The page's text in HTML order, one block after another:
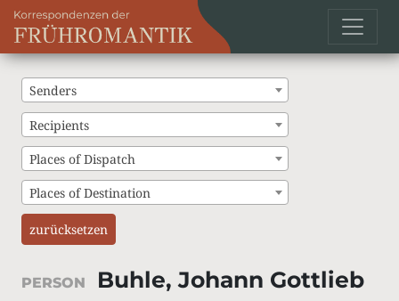
Senders
Recipients
Places of Dispatch
Places of Destination
zurücksetzen
PERSON Buhle, Johann Gottlieb